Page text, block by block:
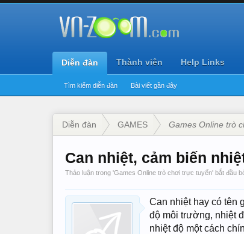
Diễn đàn
Tìm kiếm diễn đàn Bài viết gần đây
Thành viên Help Links
Diễn đàn GAMES Games Online trò
Can nhiệt, cảm biến
Thảo luận trong 'Games Online trò chơi trực tuyến' bắt đầu
Can nhiệt hay có tên
độ môi trường, nhiệt
nhiệt độ một cách